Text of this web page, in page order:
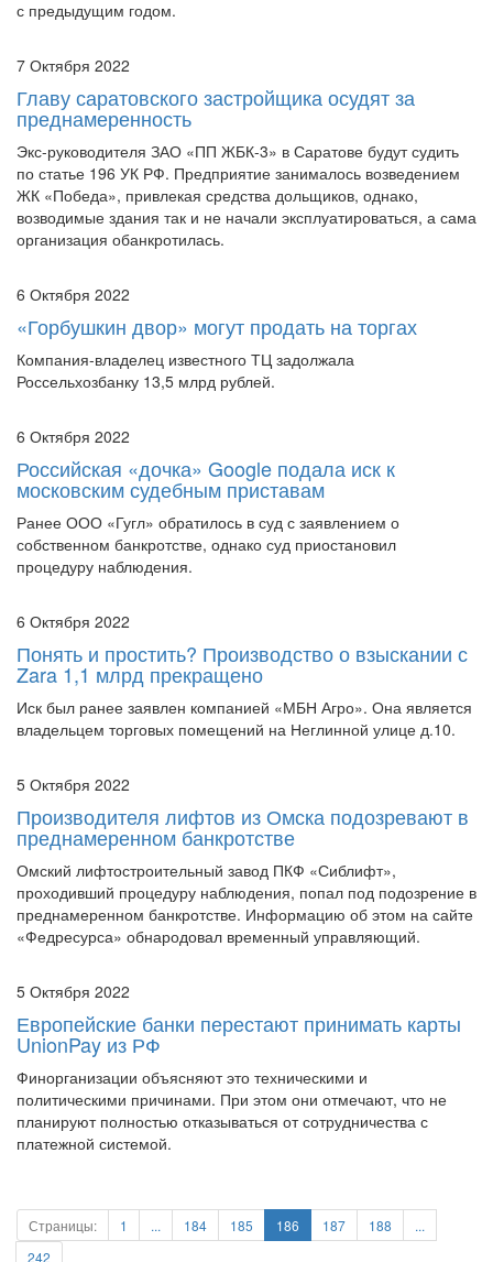
Главу саратовского застройщика осудят за
преднамеренность
Экс-руководителя ЗАО «ПП ЖБК-3» в Саратове будут судить
по статье 196 УК РФ. Предприятие занималось возведением
ЖК «Победа», привлекая средства дольщиков, однако,
возводимые здания так и не начали эксплуатироваться, а сама
организация обанкротилась.
«Горбушкин двор» могут продать на торгах
Компания-владелец известного ТЦ задолжала
Россельхозбанку 13,5 млрд рублей.
Российская «дочка» Google подала иск к
московским судебным приставам
Ранее ООО «Гугл» обратилось в суд с заявлением о
собственном банкротстве, однако суд приостановил
процедуру наблюдения.
Понять и простить? Производство о взыскании с
Zara 1,1 млрд прекращено
Иск был ранее заявлен компанией «МБН Агро». Она является
владельцем торговых помещений на Неглинной улице д.10.
Производителя лифтов из Омска подозревают в
преднамеренном банкротстве
Омский лифтостроительный завод ПКФ «Сиблифт»,
проходивший процедуру наблюдения, попал под подозрение в
преднамеренном банкротстве. Информацию об этом на сайте
«Федресурса» обнародовал временный управляющий.
Европейские банки перестают принимать карты
UnionPay из РФ
Финорганизации объясняют это техническими и
политическими причинами. При этом они отмечают, что не
планируют полностью отказываться от сотрудничества с
платежной системой.
242